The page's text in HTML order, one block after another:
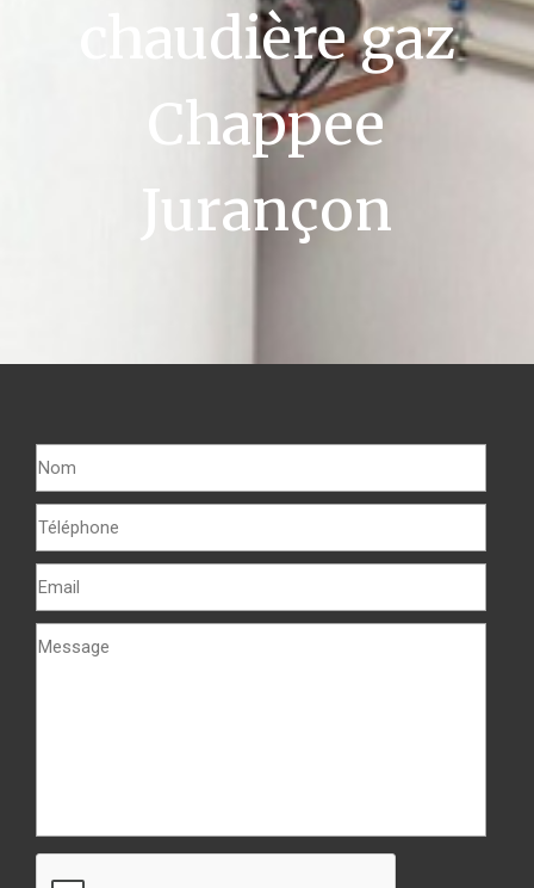
chaudière gaz
Chappee
Jurançon